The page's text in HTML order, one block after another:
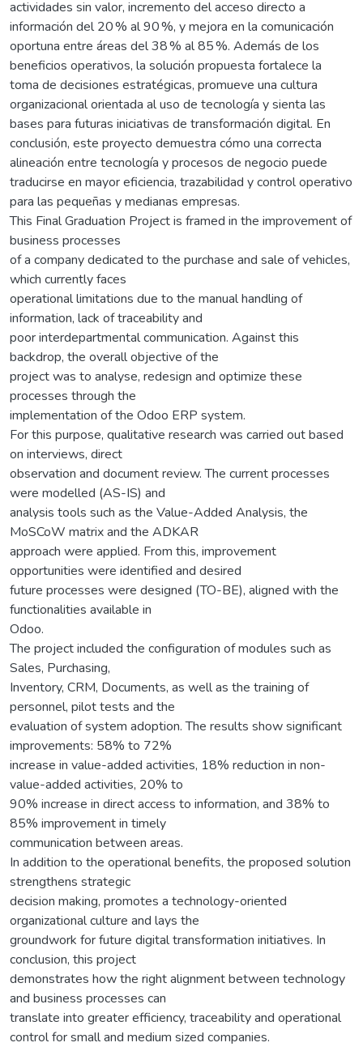
actividades sin valor, incremento del acceso directo a
información del 20 % al 90 %, y mejora en la comunicación
oportuna entre áreas del 38 % al 85 %. Además de los
beneficios operativos, la solución propuesta fortalece la
toma de decisiones estratégicas, promueve una cultura
organizacional orientada al uso de tecnología y sienta las
bases para futuras iniciativas de transformación digital. En
conclusión, este proyecto demuestra cómo una correcta
alineación entre tecnología y procesos de negocio puede
traducirse en mayor eficiencia, trazabilidad y control operativo
para las pequeñas y medianas empresas.
This Final Graduation Project is framed in the improvement of
business processes
of a company dedicated to the purchase and sale of vehicles,
which currently faces
operational limitations due to the manual handling of
information, lack of traceability and
poor interdepartmental communication. Against this
backdrop, the overall objective of the
project was to analyse, redesign and optimize these
processes through the
implementation of the Odoo ERP system.
For this purpose, qualitative research was carried out based
on interviews, direct
observation and document review. The current processes
were modelled (AS-IS) and
analysis tools such as the Value-Added Analysis, the
MoSCoW matrix and the ADKAR
approach were applied. From this, improvement
opportunities were identified and desired
future processes were designed (TO-BE), aligned with the
functionalities available in
Odoo.
The project included the configuration of modules such as
Sales, Purchasing,
Inventory, CRM, Documents, as well as the training of
personnel, pilot tests and the
evaluation of system adoption. The results show significant
improvements: 58% to 72%
increase in value-added activities, 18% reduction in non-
value-added activities, 20% to
90% increase in direct access to information, and 38% to
85% improvement in timely
communication between areas.
In addition to the operational benefits, the proposed solution
strengthens strategic
decision making, promotes a technology-oriented
organizational culture and lays the
groundwork for future digital transformation initiatives. In
conclusion, this project
demonstrates how the right alignment between technology
and business processes can
translate into greater efficiency, traceability and operational
control for small and medium sized companies.